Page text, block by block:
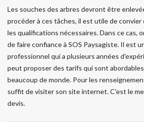
Les souches des arbres devront être
procéder à ces tâches, il est utile de convier
les qualifications nécessaires. Dans ce cas,
de faire confiance à SOS Paysagiste. Il est
professionnel qui a plusieurs années
peut proposer des tarifs qui sont
beaucoup de monde. Pour les
suffit de visiter son site internet. C'est le
devis.